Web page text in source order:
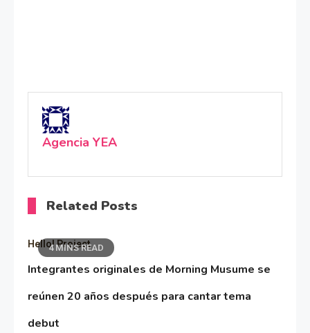
Agencia YEA
Related Posts
4 MINS READ
Hello! Project
Integrantes originales de Morning Musume se
reúnen 20 años después para cantar tema
debut